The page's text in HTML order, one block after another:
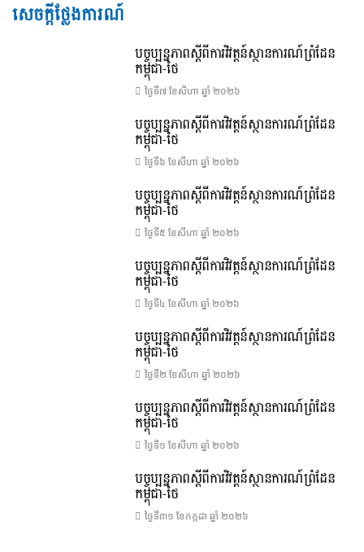
សេចក្តីថ្លែងការណ៍
បច្ចុប្បន្នភាពស្ដីពីការវិវត្តន៍ស្ថានការណ៍ព្រំដែន
កម្ពុជា-ថៃ
ថ្ងៃទី៧ ខែ​សីហា ឆ្នាំ ២០២៦
បច្ចុប្បន្នភាពស្ដីពីការវិវត្តន៍ស្ថានការណ៍ព្រំដែន
កម្ពុជា-ថៃ
ថ្ងៃទី៦ ខែ​សីហា ឆ្នាំ ២០២៦
បច្ចុប្បន្នភាពស្ដីពីការវិវត្តន៍ស្ថានការណ៍ព្រំដែន
កម្ពុជា-ថៃ
ថ្ងៃទី៥ ខែ​សីហា ឆ្នាំ ២០២៦
បច្ចុប្បន្នភាពស្ដីពីការវិវត្តន៍ស្ថានការណ៍ព្រំដែន
កម្ពុជា-ថៃ
ថ្ងៃទី៤ ខែ​សីហា ឆ្នាំ ២០២៦
បច្ចុប្បន្នភាពស្ដីពីការវិវត្តន៍ស្ថានការណ៍ព្រំដែន
កម្ពុជា-ថៃ
ថ្ងៃទី២ ខែ​សីហា ឆ្នាំ ២០២៦
បច្ចុប្បន្នភាពស្ដីពីការវិវត្តន៍ស្ថានការណ៍ព្រំដែន
កម្ពុជា-ថៃ
ថ្ងៃទី១ ខែ​សីហា ឆ្នាំ ២០២៦
បច្ចុប្បន្នភាពស្ដីពីការវិវត្តន៍ស្ថានការណ៍ព្រំដែន
កម្ពុជា-ថៃ
ថ្ងៃទី៣១ ខែ​កក្កដា ឆ្នាំ ២០២៦